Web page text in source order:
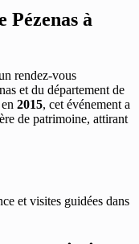
Pézenas à
rendez-vous
et du département de
2015, cet événement a
de patrimoine, attirant
et visites guidées dans